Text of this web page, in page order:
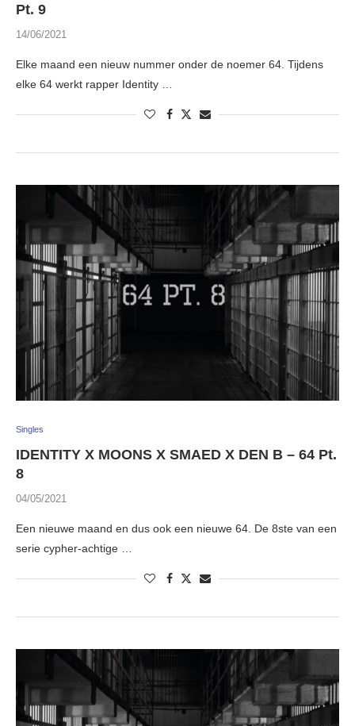
Pt. 9
14/06/2021
Elke maand een nieuw nummer onder de noemer 64. Tijdens
elke 64 werkt rapper Identity …
Singles
IDENTITY X MOONS X SMAED X DEN B – 64 Pt.
8
04/05/2021
Een nieuwe maand en dus ook een nieuwe 64. De 8ste van een
serie cypher-achtige …